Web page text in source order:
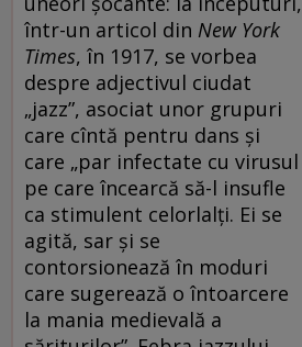
într-un articol din New York
Times, în 1917, se vorbea
despre adjectivul ciudat
„jazz”, asociat unor grupuri
care cîntă pentru dans și
care „par infectate cu virusul
pe care încearcă să-l insufle
ca stimulent celorlalți. Ei se
agită, sar și se
contorsionează în moduri
care sugerează o întoarcere
la mania medievală a